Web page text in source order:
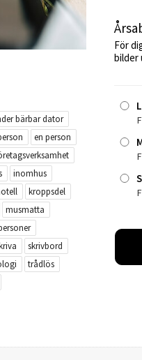
bärbar dator
en person
inomhus
kroppsdel
musmatta
skrivbord
trådlös
För
bilder